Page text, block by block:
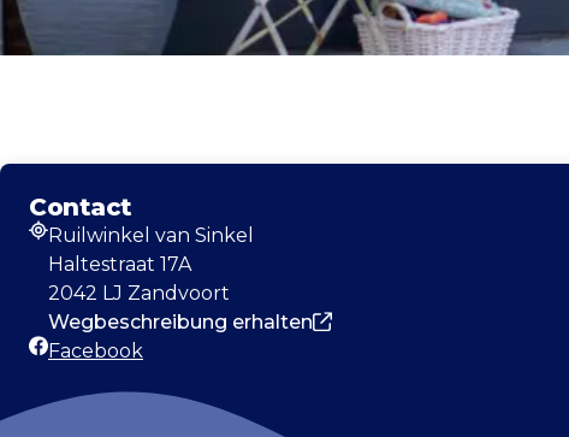
Contact
Adresse
Ruilwinkel van Sinkel
Haltestraat 17A
2042 LJ Zandvoort
Wegbeschreibung erhalten
Facebook